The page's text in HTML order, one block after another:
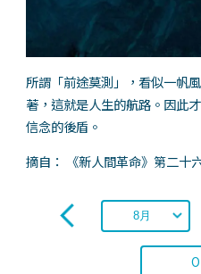
所謂「前途莫測」，看似一帆
著，這就是人生的航路。因此
信念的後盾。
摘自： 《新人間革命》第二十